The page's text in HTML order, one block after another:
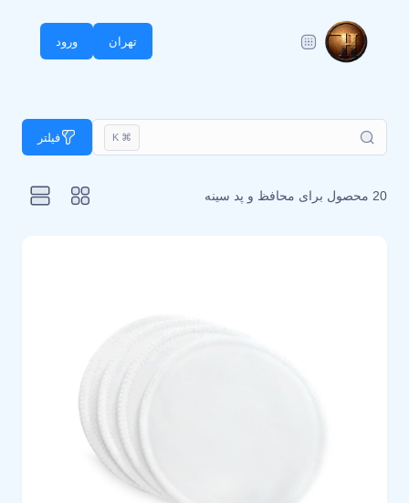
تهران ورود
⌘ K فیلتر
20 محصول برای محافظ و پد سینه